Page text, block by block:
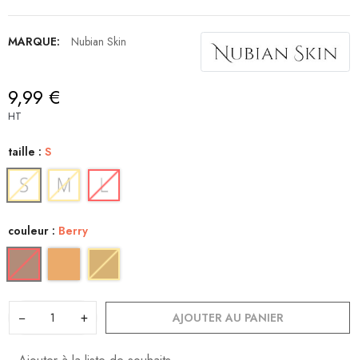
MARQUE: Nubian Skin
9,99 €
HT
taille : S
couleur : Berry
− + AJOUTER AU PANIER